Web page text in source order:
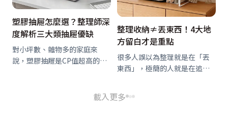
塑膠抽屜怎麼選？整理師深
度解析三大類抽屜優缺
對小坪數、雜物多的家庭來
說，塑膠抽屜是CP值超高的收
好用又不礙眼」，其實很看使
整理收納≠丟東西！4大地
方留白才是重點
很多人誤以為整理就是在「丟
東西」，極簡的人就是在追求
納的目的是要「更方便的生
活」，既不能少到空無一物造
載入更多